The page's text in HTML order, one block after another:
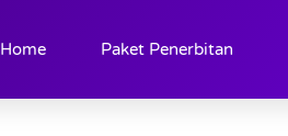
Home Paket Penerbitan